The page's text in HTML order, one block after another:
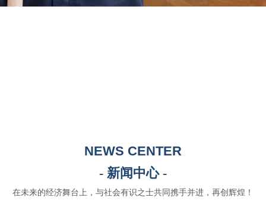
NEWS CENTER
- 新闻中心 -
在未来的经济舞台上，与社会有识之士共同携手并进，再创辉煌！